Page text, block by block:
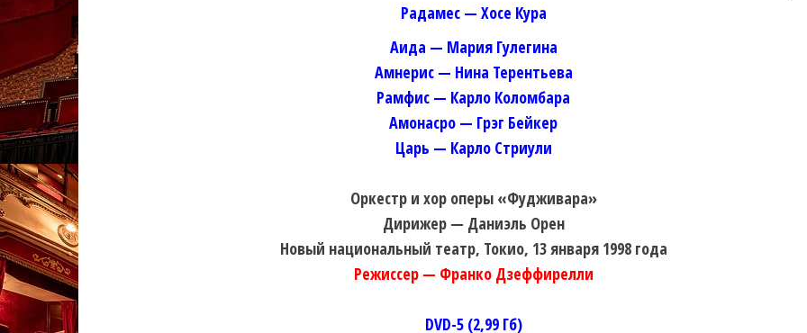
Радамес — Хосе Кура
Аида — Мария Гулегина
Амнерис — Нина Терентьева
Рамфис — Карло Коломбара
Амонасро — Грэг Бейкер
Царь — Карло Стриули
Оркестр и хор оперы «Фудживара»
Дирижер — Даниэль Орен
Новый национальный театр, Токио, 13 января 1998 года
Режиссер — Франко Дзеффирелли
DVD-5 (2,99 Гб)